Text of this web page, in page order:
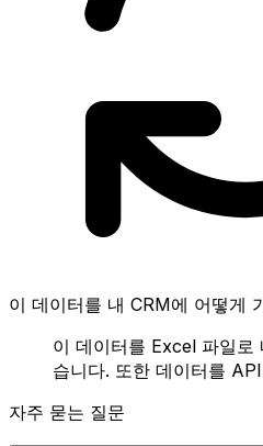
이 데이터를 내 CRM에 어떻게
이 데이터를 Excel 파일로
습니다. 또한 데이터를
자주 묻는 질문